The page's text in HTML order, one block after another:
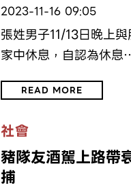
2023-11-16 09:05
張姓男子11/13日晚上
家中休息，自認為休
READ MORE
社會
豬隊友酒駕上路帶
捕